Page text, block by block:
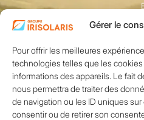
Gérer le
Pour offrir les meilleures
technologies telles que les
informations des appareils. Le fait
nous permettra de traiter des
de navigation ou les ID uniques
consentir ou de retirer son
Contact
1200 avenue Olivier
Perroy, Bât. F -
13790 ROUSSET
+33 (0)4 84 49 24
20